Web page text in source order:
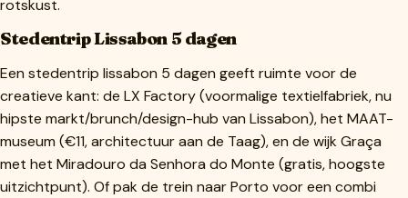
rotskust.
Stedentrip Lissabon 5 dagen
Een stedentrip lissabon 5 dagen geeft ruimte voor de
creatieve kant: de LX Factory (voormalige textielfabriek, nu
hipste markt/brunch/design-hub van Lissabon), het MAAT-
museum (€11, architectuur aan de Taag), en de wijk Graça
met het Miradouro da Senhora do Monte (gratis, hoogste
uitzichtpunt). Of pak de trein naar Porto voor een combi